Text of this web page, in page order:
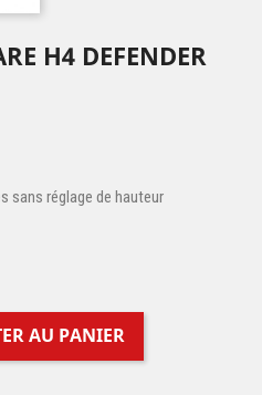
H4 DEFENDER
sans réglage de hauteur
AU PANIER